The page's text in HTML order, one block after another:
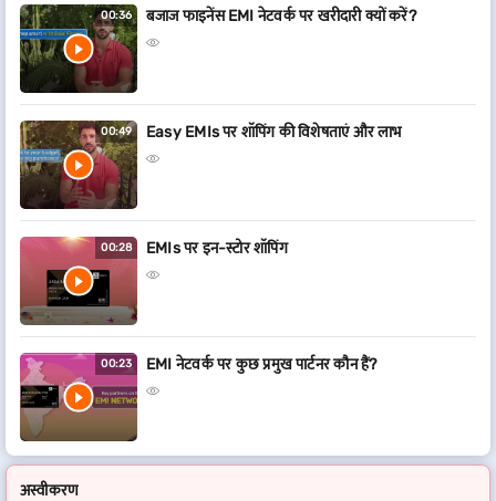
00:36 बजाज फाइनेंस EMI नेटवर्क पर खरीदारी क्यों करें?
00:49 Easy EMIs पर शॉपिंग की विशेषताएं और लाभ
00:28 EMIs पर इन-स्टोर शॉपिंग
00:23 EMI नेटवर्क पर कुछ प्रमुख पार्टनर कौन हैं?
अस्वीकरण